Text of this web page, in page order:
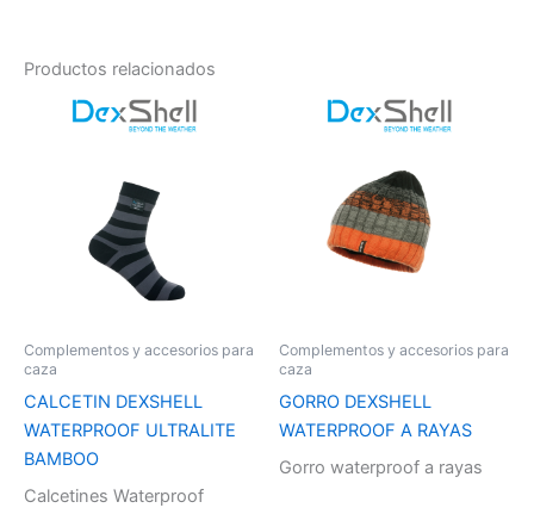
Productos relacionados
Complementos y accesorios para
caza
CALCETIN DEXSHELL
WATERPROOF ULTRALITE
BAMBOO
Calcetines Waterproof
Complementos y accesorios para
caza
GORRO DEXSHELL
WATERPROOF A RAYAS
Gorro waterproof a rayas